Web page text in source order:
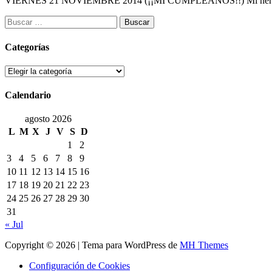
Buscar:
Categorías
Categorías
Calendario
agosto 2026
L M X J V S D
1
2
3
4 5 6 7 8
9
10 11 12 13 14 15 16
17 18 19 20 21 22 23
24 25 26 27 28 29 30
31
« Jul
Copyright © 2026 | Tema para WordPress de MH Themes
Configuración de Cookies